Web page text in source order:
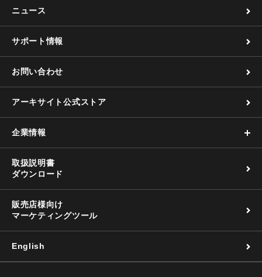
ニュース
サポート情報
お問い合わせ
アーキサイト公式ストア
企業情報
取扱説明書
ダウンロード
販売店様向け
マーケティングツール
English